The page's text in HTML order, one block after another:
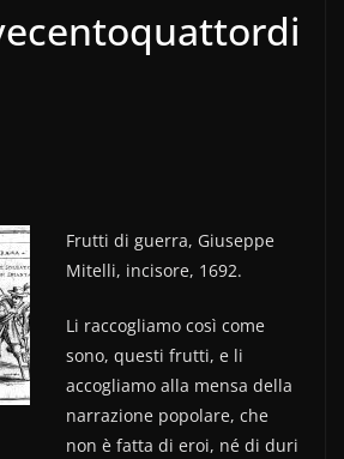
Frutti di guerra, Giuseppe
Mitelli, incisore, 1692.
Li raccogliamo così come
sono, questi frutti, e li
accogliamo alla mensa della
narrazione popolare, che
non è fatta di eroi, né di duri